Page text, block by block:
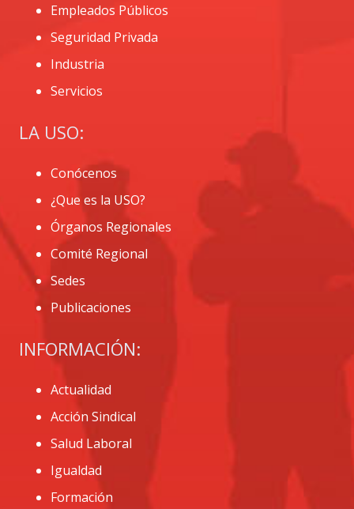
Empleados Públicos
Seguridad Privada
Industria
Servicios
LA USO:
Conócenos
¿Que es la USO?
Órganos Regionales
Comité Regional
Sedes
Publicaciones
INFORMACIÓN:
Actualidad
Acción Sindical
Salud Laboral
Igualdad
Formación